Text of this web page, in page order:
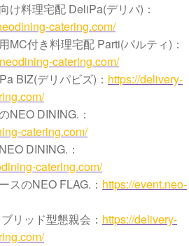
け料理宅配 DeliPa(デリパ)：
catering.com/
MC付き料理宅配 Parti(パルティ)：
catering.com/
BIZ(デリパビズ)： https://delivery-
NEO DINING.：
catering.com/
DINING.：
catering.com/
スのNEO FLAG.： https://event.neo-
リッド型懇親会： https://delivery-